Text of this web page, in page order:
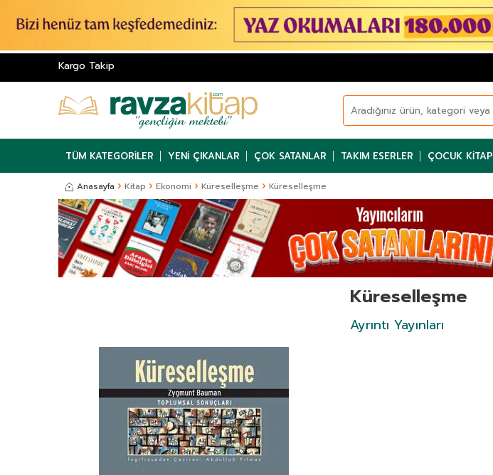
Kargo Takip
TÜM KATEGORILER YENI ÇIKANLAR ÇOK SATANLAR TAKIM ESERLER ÇOCUK KITAP
Anasayfa Kitap Ekonomi Küreselleşme Küreselleşme
Küreselleşme
Ayrıntı Yayınları